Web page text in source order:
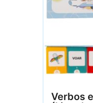
Verbos